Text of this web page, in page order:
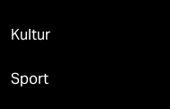
Kultur
Sport